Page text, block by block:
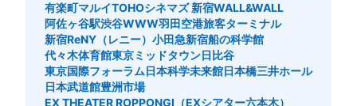
有楽町マルイTOHOシネマズ 新宿WALL&WALL
阿佐ヶ谷駅渋谷WWW羽田空港旅客ターミナル
新宿ReNY（レニー） 小田急新宿船の科学館
代々木体育館東京ミッドタウン日比谷
東京国際フォーラム日本科学未来館日本橋三井ホール
日本武道館豊洲市場
EX THEATER ROPPONGI（EXシアター六本木）